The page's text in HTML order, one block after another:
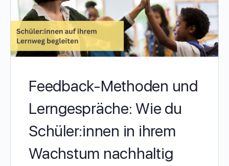
Feedback-Methoden und
Lerngespräche: Wie du
Schüler:innen in ihrem
Wachstum nachhaltig